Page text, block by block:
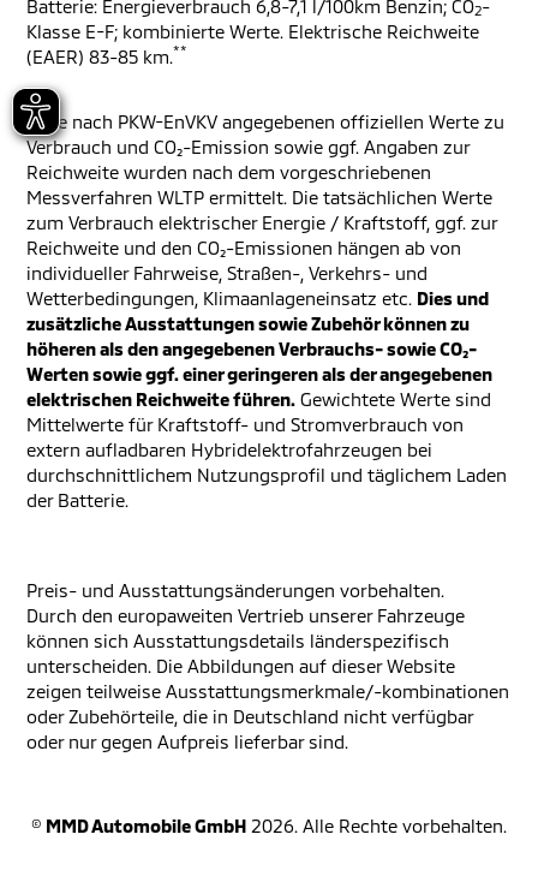
Batterie: Energieverbrauch 6,8-7,1 l/100km Benzin; CO2-
Klasse E-F; kombinierte Werte. Elektrische Reichweite
(EAER) 83-85 km. **
**Die nach PKW-EnVKV angegebenen offiziellen Werte zu
Verbrauch und CO₂-Emission sowie ggf. Angaben zur
Reichweite wurden nach dem vorgeschriebenen
Messverfahren WLTP ermittelt. Die tatsächlichen Werte
zum Verbrauch elektrischer Energie / Kraftstoff, ggf. zur
Reichweite und den CO₂-Emissionen hängen ab von
individueller Fahrweise, Straßen-, Verkehrs- und
Wetterbedingungen, Klimaanlageneinsatz etc. Dies und
zusätzliche Ausstattungen sowie Zubehör können zu
höheren als den angegebenen Verbrauchs- sowie CO₂-
Werten sowie ggf. einer geringeren als der angegebenen
elektrischen Reichweite führen. Gewichtete Werte sind
Mittelwerte für Kraftstoff- und Stromverbrauch von
extern aufladbaren Hybridelektrofahrzeugen bei
durchschnittlichem Nutzungsprofil und täglichem Laden
der Batterie.
Preis- und Ausstattungsänderungen vorbehalten.
Durch den europaweiten Vertrieb unserer Fahrzeuge
können sich Ausstattungsdetails länderspezifisch
unterscheiden. Die Abbildungen auf dieser Website
zeigen teilweise Ausstattungsmerkmale/-kombinationen
oder Zubehörteile, die in Deutschland nicht verfügbar
oder nur gegen Aufpreis lieferbar sind.
© MMD Automobile GmbH 2026. Alle Rechte vorbehalten.